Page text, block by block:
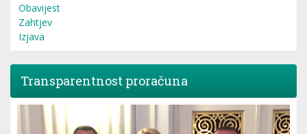
Obavijest
Zahtjev
Izjava
Transparentnost proračuna